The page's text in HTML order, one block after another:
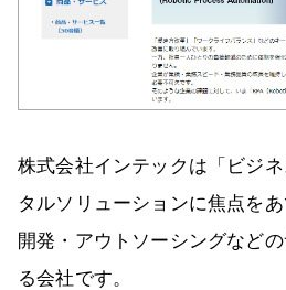
株式会社インテックは「ビジ
タルソリューションに焦点を
開発・アウトソーシングなど
る会社です。